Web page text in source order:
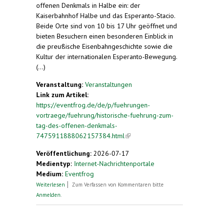
offenen Denkmals in Halbe ein: der
Kaiserbahnhof Halbe und das Esperanto-Stacio.
Beide Orte sind von 10 bis 17 Uhr geöffnet und
bieten Besuchern einen besonderen Einblick in
die preußische Eisenbahngeschichte sowie die
Kultur der internationalen Esperanto-Bewegung.
(...)
Veranstaltung: Veranstaltungen
Link zum Artikel:
https://eventfrog.de/de/p/fuehrungen-
vortraege/fuehrung/historische-fuehrung-zum-
tag-des-offenen-denkmals-
7475911888062157384.html (link is external)
Veröffentlichung: 2026-07-17
Medientyp: Internet-Nachrichtenportale
Medium: Eventfrog
Weiterlesen über Historische Führung zum Tag des offenen
Zum Verfassen von Kommentaren bitte
Anmelden